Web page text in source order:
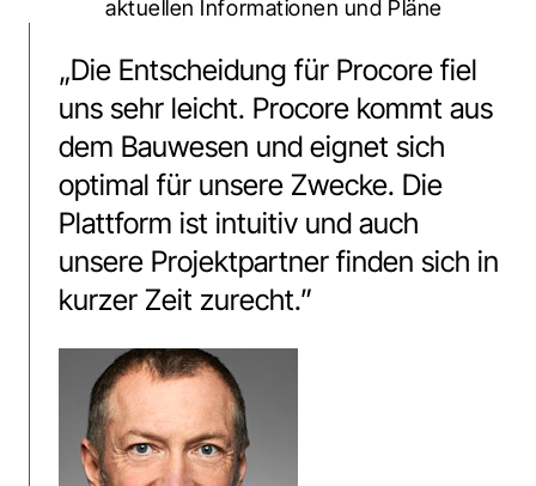
aktuellen Informationen und Pläne
„Die Entscheidung für Procore fiel
uns sehr leicht. Procore kommt aus
dem Bauwesen und eignet sich
optimal für unsere Zwecke. Die
Plattform ist intuitiv und auch
unsere Projektpartner finden sich in
kurzer Zeit zurecht.”